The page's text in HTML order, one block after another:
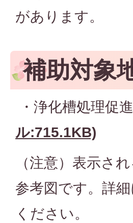
があります。
補助対象
・浄化槽処理促
ル:715.1KB)
（注意）表示さ
参考図です。詳
ください。